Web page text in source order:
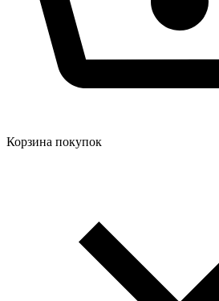
Корзина покупок